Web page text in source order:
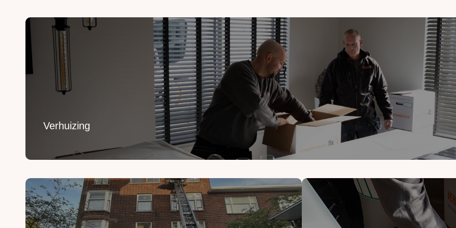
Verhuizing
Verhuizing
Uw inboedel van A naar B verhuizen? Wij regelen het van A tot Z.